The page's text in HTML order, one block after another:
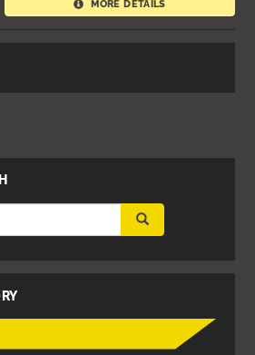
MORE DETAILS